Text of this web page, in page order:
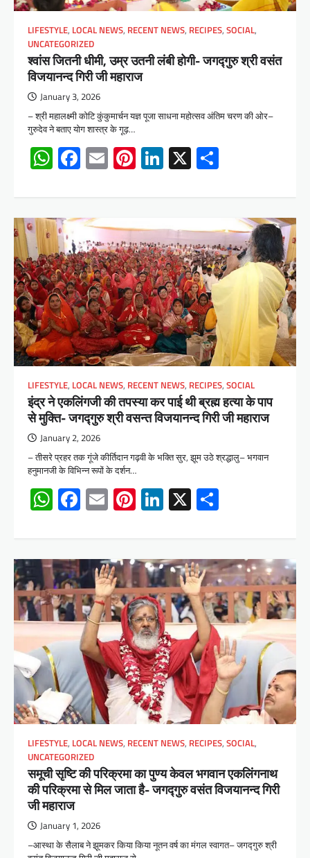
LIFESTYLE, LOCAL NEWS, RECENT NEWS, RECIPES, SOCIAL,
UNCATEGORIZED
श्वांस जितनी धीमी, उम्र उतनी लंबी होगी- जगद्गुरु श्री वसंत
विजयानन्द गिरी जी महाराज
January 3, 2026
– श्री महालक्ष्मी कोटि कुंकुमार्चन यज्ञ पूजा साधना महोत्सव अंतिम चरण की ओर–
गुरुदेव ने बताए योग शास्त्र के गूढ़…
WhatsApp
Facebook
EmailPinterest
LinkedIn
X
LIFESTYLE, LOCAL NEWS, RECENT NEWS, RECIPES, SOCIAL
इंद्र ने एकलिंगजी की तपस्या कर पाई थी ब्रह्म हत्या के पाप
से मुक्ति- जगद्गुरु श्री वसन्त विजयानन्द गिरी जी महाराज
January 2, 2026
– तीसरे प्रहर तक गूंजे कीर्तिदान गढ़वी के भक्ति सुर, झूम उठे श्रद्धालु– भगवान
हनुमानजी के विभिन्न रूपों के दर्शन…
WhatsApp
Facebook
EmailPinterest
LinkedIn
X
LIFESTYLE, LOCAL NEWS, RECENT NEWS, RECIPES, SOCIAL,
UNCATEGORIZED
समूची सृष्टि की परिक्रमा का पुण्य केवल भगवान एकलिंगनाथ
की परिक्रमा से मिल जाता है- जगद्गुरु वसंत विजयानन्द गिरी
जी महाराज
January 1, 2026
–आस्था के सैलाब ने झूमकर किया किया नूतन वर्ष का मंगल स्वागत– जगद्गुरु श्री